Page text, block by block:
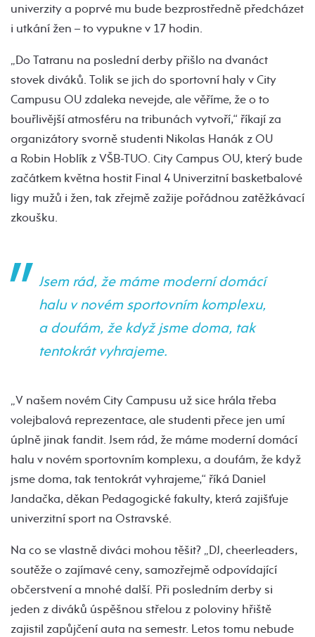
univerzity a poprvé mu bude bezprostředně předcházet
i utkání žen –⁠⁠⁠⁠⁠ to vypukne v 17 hodin.
„Do Tatranu na poslední derby přišlo na dvanáct
stovek diváků. Tolik se jich do sportovní haly v City
Campusu OU zdaleka nevejde, ale věříme, že o to
bouřlivější atmosféru na tribunách vytvoří,“ říkají za
organizátory svorně studenti Nikolas Hanák z OU
a Robin Hoblík z VŠB-TUO. City Campus OU, který bude
začátkem května hostit Final 4 Univerzitní basketbalové
ligy mužů i žen, tak zřejmě zažije pořádnou zatěžkávací
zkoušku.
Jsem rád, že máme moderní domácí
halu v novém sportovním komplexu,
a doufám, že když jsme doma, tak
tentokrát vyhrajeme.
„V našem novém City Campusu už sice hrála třeba
volejbalová reprezentace, ale studenti přece jen umí
úplně jinak fandit. Jsem rád, že máme moderní domácí
halu v novém sportovním komplexu, a doufám, že když
jsme doma, tak tentokrát vyhrajeme,“ říká Daniel
Jandačka, děkan Pedagogické fakulty, která zajišťuje
univerzitní sport na Ostravské.
Na co se vlastně diváci mohou těšit? „DJ, cheerleaders,
soutěže o zajímavé ceny, samozřejmě odpovídající
občerstvení a mnohé další. Při posledním derby si
jeden z diváků úspěšnou střelou z poloviny hřiště
zajistil zapůjčení auta na semestr. Letos tomu nebude